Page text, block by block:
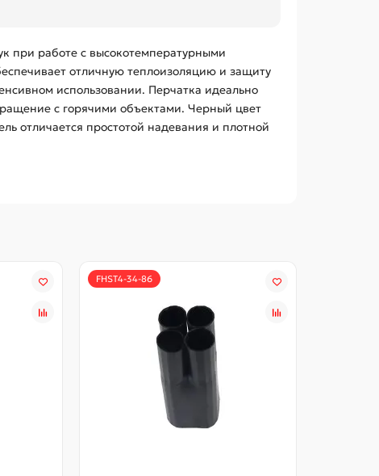
при работе с высокотемпературными
отличную теплоизоляцию и защиту
использовании. Перчатка идеально
с горячими объектами. Черный цвет
отличается простотой надевания и плотной
FHST4-34-86